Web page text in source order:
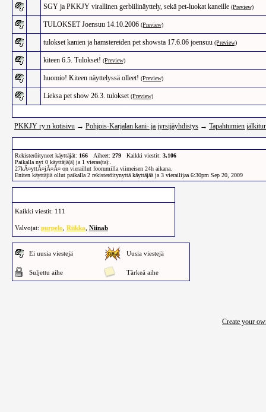
SGY ja PKKJY virallinen gerbiilinäyttely, sekä pet-luokat kaneille (Preview)
TULOKSET Joensuu 14.10.2006 (Preview)
tulokset kanien ja hamstereiden pet showsta 17.6.06 joensuu (Preview)
kiteen 6.5. Tulokset! (Preview)
huomio! Kiteen näyttelyssä olleet! (Preview)
Lieksa pet show 26.3. tulokset (Preview)
PKKJY ry:n kotisivu → Pohjois-Karjalan kani- ja jyrsijäyhdistys → Tapahtumien
Rekisteröityneet käyttäjät: 166 Aiheet: 279 Kaikki viestit: 3,106
Paikalla nyt 0 käyttäjä(ä) ja 1 vieras(ta):
27kÃ¤yttÃ¤jÃ¤Ã¤ on vieraillut foorumilla viimeisen 24h aikana.
Eniten käyttäjiä ollut paikalla 2 rekisteröitynyttä käyttäjää ja 3 vierailijaa 6:30pm Sep 20, 2009
Kaikki viestit: 111
Valvojat: purpelo Riikka Niinab
Ei uusia viestejä Uusia viestejä
Suljettu aihe Tärkeä aihe
Create your